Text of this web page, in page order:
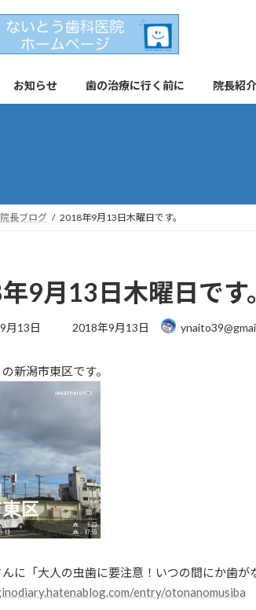
お知らせ 歯の治療に行く前に 院長紹
院長ブログ 2018年9月13日木曜日です。
9月13日木曜日です。
月13日
最
新
日
2018年9月13日
新潟市東区です。
に「大人の虫歯に要注意！いつの間にか歯が
entry/otonanomusiba